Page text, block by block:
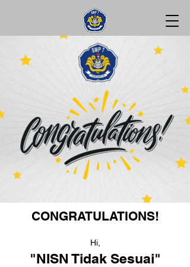
CONGRATULATIONS!
Hi,
"NISN Tidak Sesuai"